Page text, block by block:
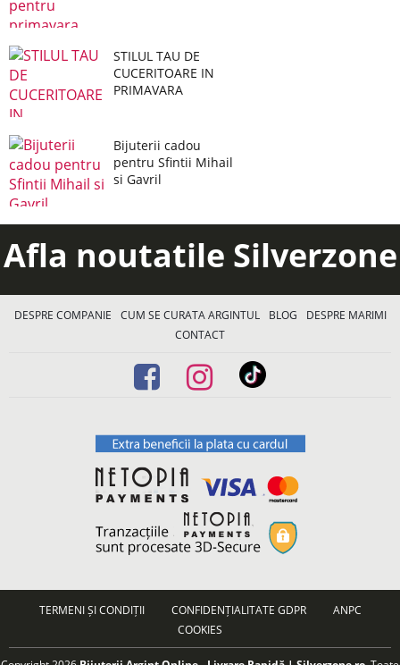
STILUL TAU DE
CUCERITOARE IN
PRIMAVARA
Bijuterii cadou
pentru Sfintii Mihail
si Gavril
Afla noutatile Silverzone
DESPRE COMPANIE CUM SE CURATA ARGINTUL BLOG
DESPRE MARIMI
CONTACT
TERMENI ȘI CONDIȚII CONFIDENȚIALITATE GDPR
ANPC
COOKIES